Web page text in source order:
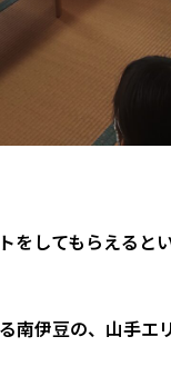
をしてもらえると
南伊豆の、山手エ